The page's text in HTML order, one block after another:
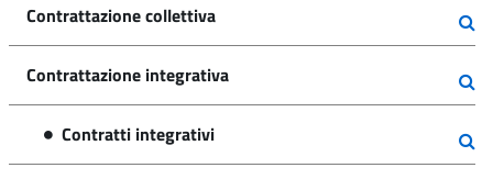
Contrattazione collettiva
Contrattazione integrativa
Contratti integrativi